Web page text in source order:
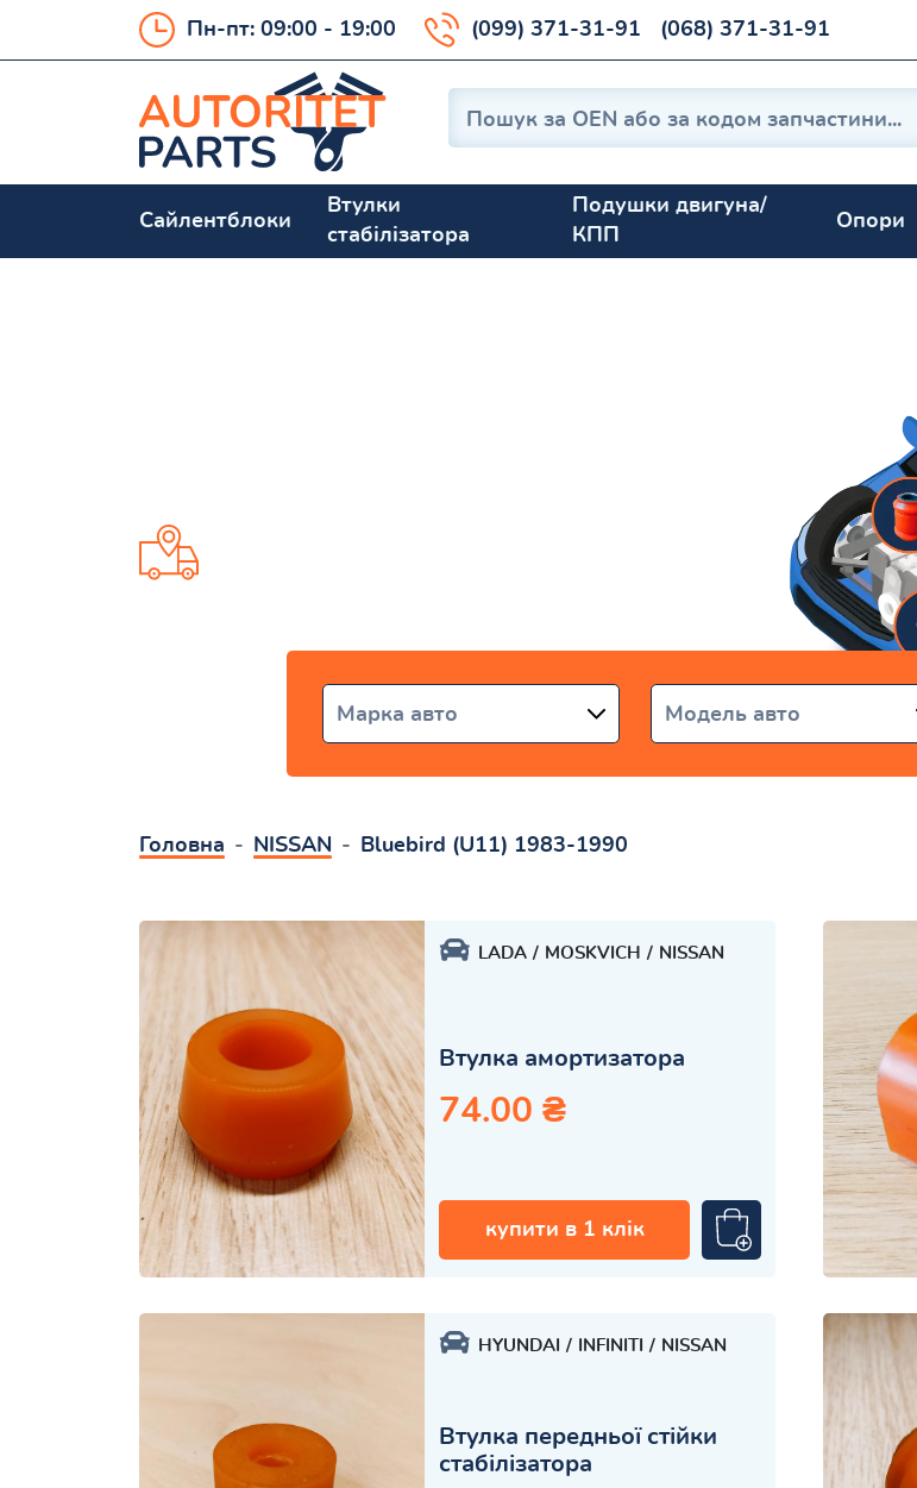
Пн-пт: 09:00 - 19:00 (099) 371-31-91 (068) 371-31-91
Сайлентблоки
Втулки
стабілізатора
Подушки двигуна/
КПП
Опори
Марка авто Модель авто
Головна NISSAN Bluebird (U11) 1983-1990
LADA MOSKVICH NISSAN
Втулка амортизатора
74.00 ₴
купити в 1 клік
HYUNDAI INFINITI NISSAN
Втулка передньої стійки
стабілізатора